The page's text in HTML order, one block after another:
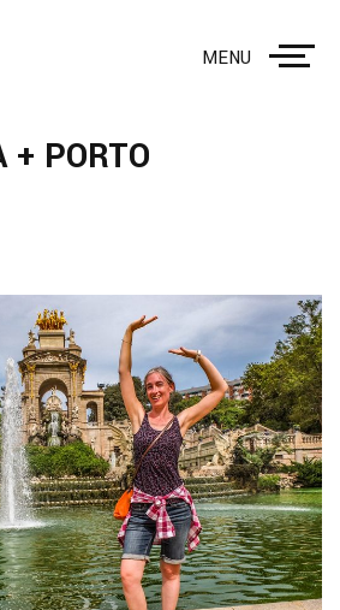
MENU
+ PORTO